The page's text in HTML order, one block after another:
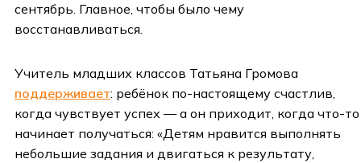
сентябрь. Главное, чтобы было чему
восстанавливаться.
Учитель младших классов Татьяна Громова
поддерживает: ребёнок по-настоящему счастлив,
когда чувствует успех — а он приходит, когда что-то
начинает получаться: «Детям нравится выполнять
небольшие задания и двигаться к результату,